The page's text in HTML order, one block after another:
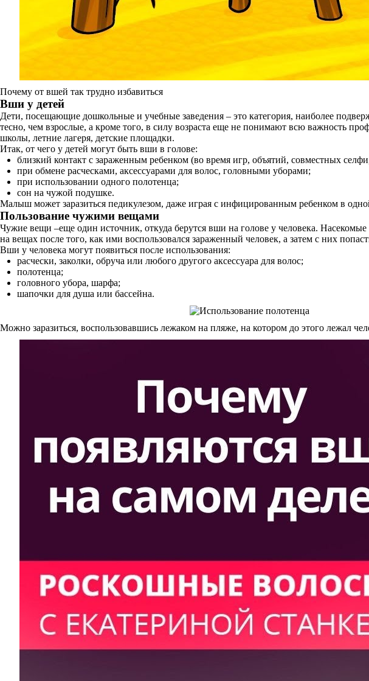
Почему от вшей так трудно избавиться
Вши у детей
Дети, посещающие дошкольные и учебные заведения – это категория, наиболее
тесно, чем взрослые, а кроме того, в силу возраста еще не понимают всю важность
школы, летние лагеря, детские площадки.
Итак, от чего у детей могут быть вши в голове:
близкий контакт с зараженным ребенком (во время игр, объятий, совместных
при обмене расческами, аксессуарами для волос, головными уборами;
при использовании одного полотенца;
сон на чужой подушке.
Малыш может заразиться педикулезом, даже играя с инфицированным ребенком в
Пользование чужими вещами
Чужие вещи –еще один источник, откуда берутся вши на голове у человека.
на вещах после того, как ими воспользовался зараженный человек, а затем с них
Вши у человека могут появиться после использования:
расчески, заколки, обруча или любого другого аксессуара для волос;
полотенца;
головного убора, шарфа;
шапочки для душа или бассейна.
Можно заразиться, воспользовавшись лежаком на пляже, на котором до этого лежал